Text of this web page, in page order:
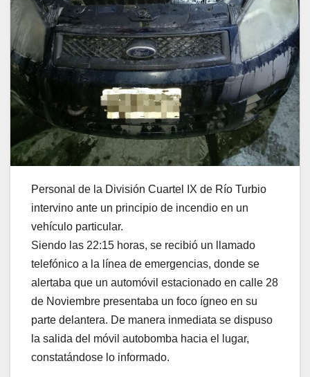
Personal de la División Cuartel IX de Río Turbio
intervino ante un principio de incendio en un
vehículo particular.
Siendo las 22:15 horas, se recibió un llamado
telefónico a la línea de emergencias, donde se
alertaba que un automóvil estacionado en calle 28
de Noviembre presentaba un foco ígneo en su
parte delantera. De manera inmediata se dispuso
la salida del móvil autobomba hacia el lugar,
constatándose lo informado.